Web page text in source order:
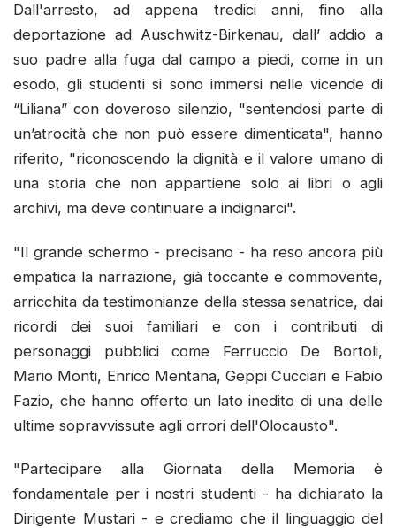
Dall'arresto, ad appena tredici anni, fino alla
deportazione ad Auschwitz-Birkenau, dall’ addio a
suo padre alla fuga dal campo a piedi, come in un
esodo, gli studenti si sono immersi nelle vicende di
“Liliana” con doveroso silenzio, "sentendosi parte di
un’atrocità che non può essere dimenticata", hanno
riferito, "riconoscendo la dignità e il valore umano di
una storia che non appartiene solo ai libri o agli
archivi, ma deve continuare a indignarci".
"Il grande schermo - precisano - ha reso ancora più
empatica la narrazione, già toccante e commovente,
arricchita da testimonianze della stessa senatrice, dai
ricordi dei suoi familiari e con i contributi di
personaggi pubblici come Ferruccio De Bortoli,
Mario Monti, Enrico Mentana, Geppi Cucciari e Fabio
Fazio, che hanno offerto un lato inedito di una delle
ultime sopravvissute agli orrori dell'Olocausto".
"Partecipare alla Giornata della Memoria è
fondamentale per i nostri studenti - ha dichiarato la
Dirigente Mustari - e crediamo che il linguaggio del